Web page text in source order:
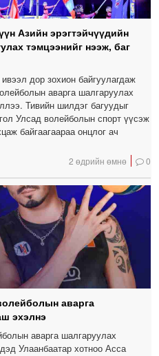
Азийн эрэгтэйчүүдийн
тэмцээнийг нээж, баг
дор зохион байгуулагдаж
аварга шалгаруулах
Тивийн шилдэг багуудыг
Улсад волейболын спорт үүсэж
байгаагаараа онцлог ач
2 өдрийн өмнө 0
аварга
эхэлнэ
аварга шалгаруулах
Улаанбаатар хотноо Асса